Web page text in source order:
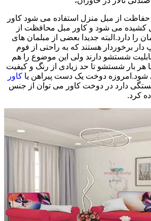
از مبل منزل استفاده می شود کاور
می شود و کاور مبل محافظت از
را دارد.البته جدیدا بعضی از مبلمان های
دار برخوردار هستند که به راحتی از فوم
شستشو دارند ولی این موضوع را هم
هر بار شستشو تا حد زیادی از رنگ و کیفیت
دوخت یک دست پیراهن یا کاور
دارد در دوخت کاور می توان از جنس
کرد.